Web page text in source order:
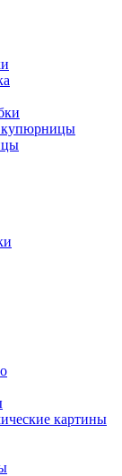
купюрницы
картины